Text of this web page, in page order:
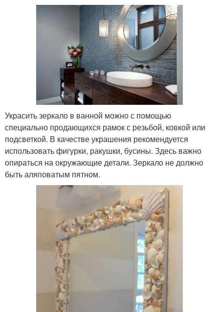
Украсить зеркало в ванной можно с помощью
специально продающихся рамок с резьбой, ковкой или
подсветкой. В качестве украшения рекомендуется
использовать фигурки, ракушки, бусины. Здесь важно
опираться на окружающие детали. Зеркало не должно
быть аляповатым пятном.